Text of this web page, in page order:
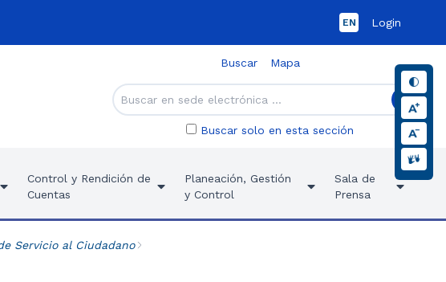
EN Login
Buscar Mapa
Buscar solo en esta sección
Control y Rendición de
Cuentas
Planeación, Gestión
y Control
Sala de
Prensa
Servicio al Ciudadano